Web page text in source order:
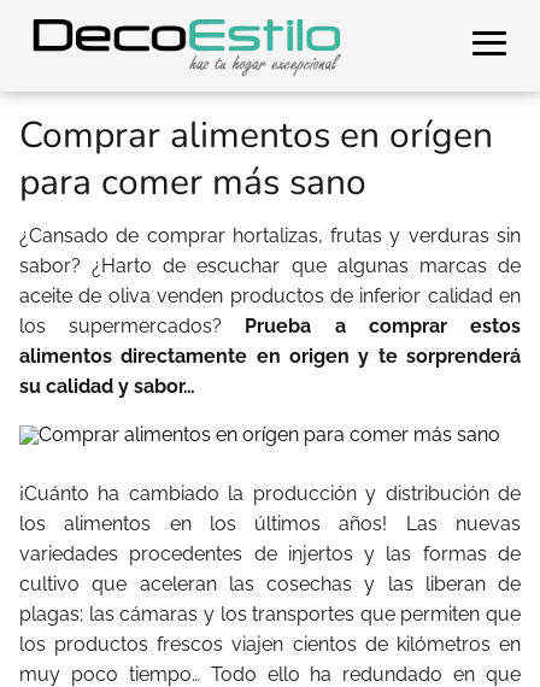
Comprar alimentos en orígen
para comer más sano
¿Cansado de comprar hortalizas, frutas y verduras sin
sabor? ¿Harto de escuchar que algunas marcas de
aceite de oliva venden productos de inferior calidad en
los supermercados? Prueba a comprar estos
alimentos directamente en origen y te sorprenderá
su calidad y sabor…
¡Cuánto ha cambiado la producción y distribución de
los alimentos en los últimos años! Las nuevas
variedades procedentes de injertos y las formas de
cultivo que aceleran las cosechas y las liberan de
plagas; las cámaras y los transportes que permiten que
los productos frescos viajen cientos de kilómetros en
muy poco tiempo… Todo ello ha redundado en que